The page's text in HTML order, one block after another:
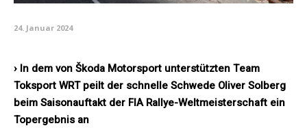
24. Januar 2024
› In dem von Škoda Motorsport unterstützten Team
Toksport WRT peilt der schnelle Schwede Oliver Solberg
beim Saisonauftakt der FIA Rallye-Weltmeisterschaft ein
Topergebnis an